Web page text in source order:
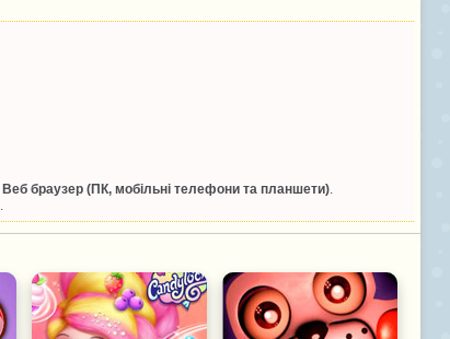
Веб браузер (ПК, мобільні телефони та планшети)